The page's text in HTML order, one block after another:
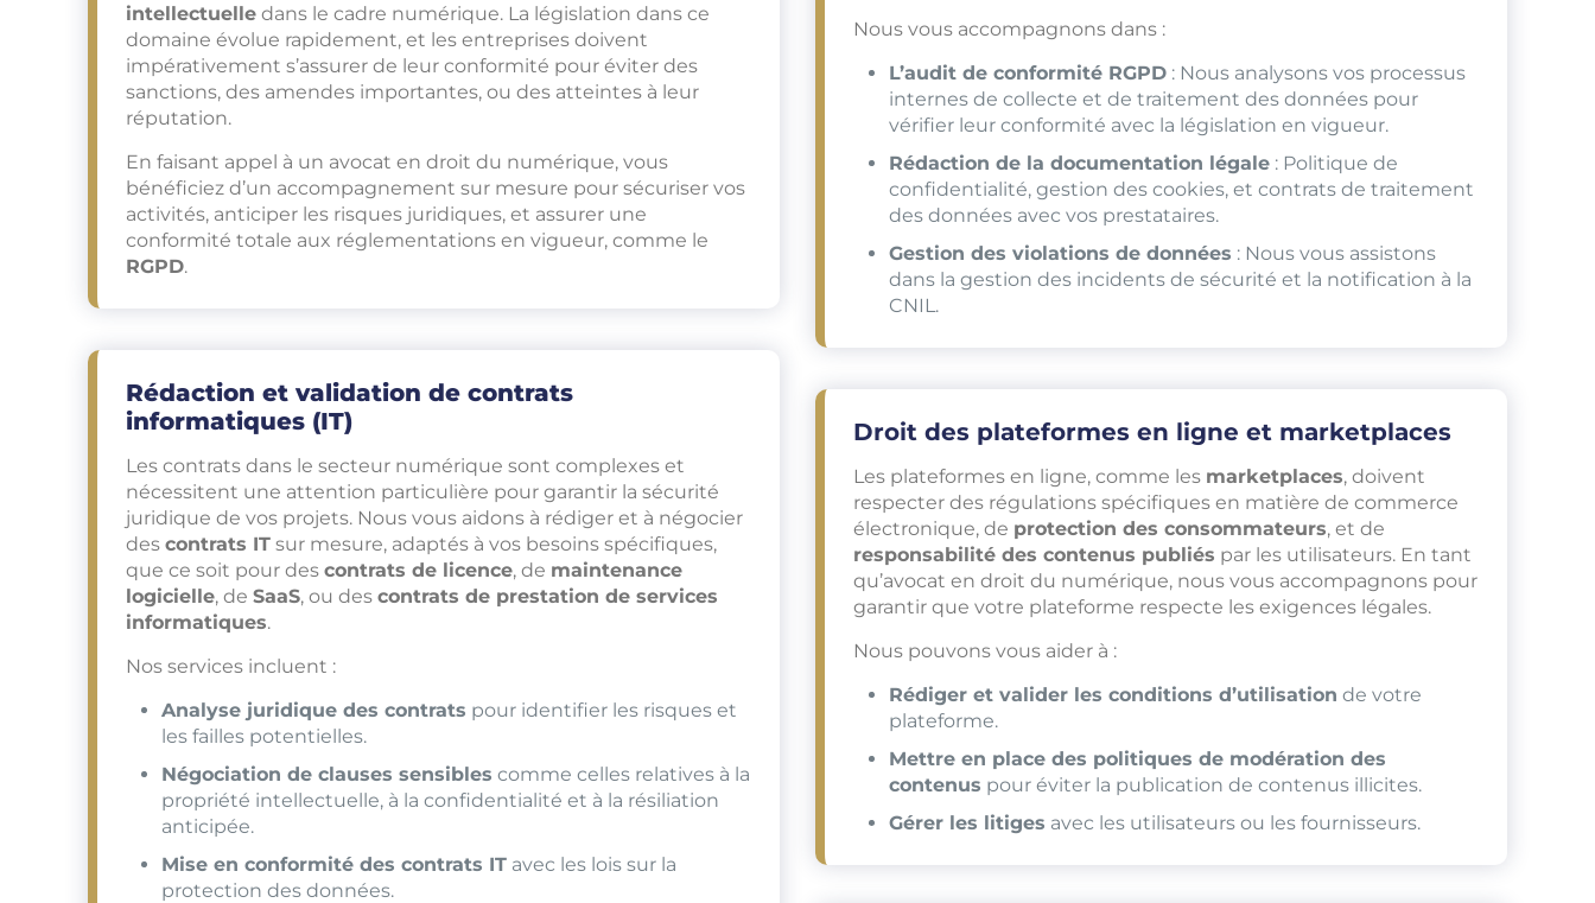
intellectuelle dans le cadre numérique. La législation dans ce
domaine évolue rapidement, et les entreprises doivent
impérativement s’assurer de leur conformité pour éviter des
sanctions, des amendes importantes, ou des atteintes à leur
réputation.
En faisant appel à un avocat en droit du numérique, vous
bénéficiez d’un accompagnement sur mesure pour sécuriser vos
activités, anticiper les risques juridiques, et assurer une
conformité totale aux réglementations en vigueur, comme le
RGPD.
Rédaction et validation de contrats
informatiques (IT)
Les contrats dans le secteur numérique sont complexes et
nécessitent une attention particulière pour garantir la sécurité
juridique de vos projets. Nous vous aidons à rédiger et à négocier
descontrats IT sur mesure, adaptés à vos besoins spécifiques,
que ce soit pour descontrats de licence, de maintenance
logicielle, deSaaS, ou descontrats de prestation de services
informatiques.
Nos services incluent :
Analyse juridique des contrats pour identifier les risques et
les failles potentielles.
Négociation de clauses sensibles comme celles relatives à la
propriété intellectuelle, à la confidentialité et à la résiliation
anticipée.
Mise en conformité des contrats IT avec les lois sur la
protection des données.
Nous vous accompagnons dans :
L’audit de conformité RGPD: Nous analysons vos processus
internes de collecte et de traitement des données pour
vérifier leur conformité avec la législation en vigueur.
Rédaction de la documentation légale: Politique de
confidentialité, gestion des cookies, et contrats de traitement
des données avec vos prestataires.
Gestion des violations de données : Nous vous assistons
dans la gestion des incidents de sécurité et la notification à la
CNIL.
Droit des plateformes en ligne et marketplaces
Les plateformes en ligne, comme les marketplaces, doivent
respecter des régulations spécifiques en matière de commerce
électronique, de protection des consommateurs, et de
responsabilité des contenus publiés par les utilisateurs. En tant
qu’avocat en droit du numérique, nous vous accompagnons pour
garantir que votre plateforme respecte les exigences légales.
Nous pouvons vous aider à :
Rédiger et valider les conditions d’utilisation de votre
plateforme.
Mettre en place des politiques de modération des
contenus pour éviter la publication de contenus illicites.
Gérer les litiges avec les utilisateurs ou les fournisseurs.